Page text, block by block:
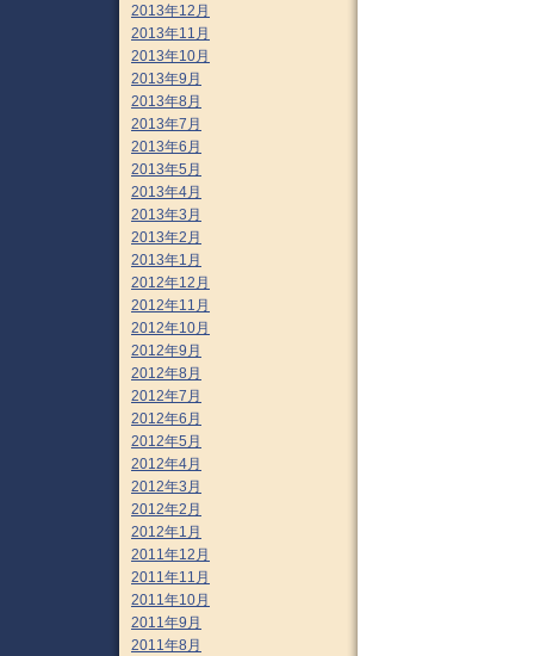
2013年12月
2013年11月
2013年10月
2013年9月
2013年8月
2013年7月
2013年6月
2013年5月
2013年4月
2013年3月
2013年2月
2013年1月
2012年12月
2012年11月
2012年10月
2012年9月
2012年8月
2012年7月
2012年6月
2012年5月
2012年4月
2012年3月
2012年2月
2012年1月
2011年12月
2011年11月
2011年10月
2011年9月
2011年8月